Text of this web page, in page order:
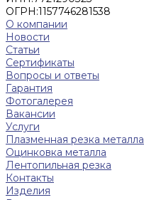
ОГРН:1157746281538
О компании
Новости
Статьи
Сертификаты
Вопросы и ответы
Гарантия
Фотогалерея
Вакансии
Услуги
Плазменная резка металла
Оцинковка металла
Лентопильная резка
Контакты
Изделия